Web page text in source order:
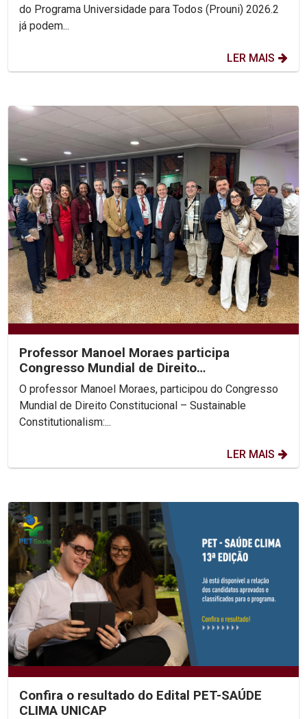
do Programa Universidade para Todos (Prouni) 2026.2
já podem...
LER MAIS
Professor Manoel Moraes participa
Congresso Mundial de Direito
Constitucional, na Colômbia.
O professor Manoel Moraes, participou do Congresso
Mundial de Direito Constitucional – Sustainable
Constitutionalism:...
LER MAIS
Confira o resultado do Edital PET-SAÚDE
CLIMA UNICAP